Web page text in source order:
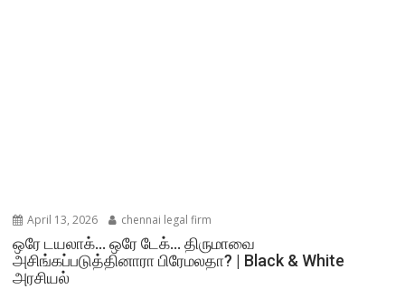
April 13, 2026 chennai legal firm
ஒரே டயலாக்… ஒரே டேக்… திருமாவை
அசிங்கப்படுத்தினாரா பிரேமலதா? | Black & White
அரசியல்